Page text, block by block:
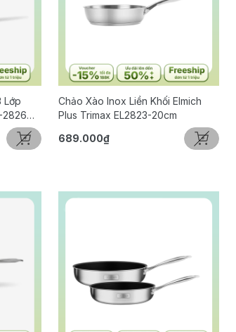
Lớp
2826
Chảo Xào Inox Liền Khối Elmich
Plus Trimax EL2823-20cm
689.000₫